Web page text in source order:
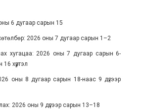
6 дугаар сарын 15
2026 оны 7 дугаар сарын 1–2
хугацаа: 2026 оны 7 дугаар сарын 6-
хүртэл
оны 8 дугаар сарын 18-наас 9 дүгээр
2026 оны 9 дүгээр сарын 13–18